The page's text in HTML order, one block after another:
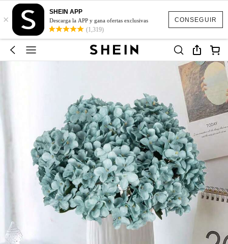
CONSEGUIR
×
SHEIN APP
Descarga la APP y gana ofertas exclusivas
(1,319)